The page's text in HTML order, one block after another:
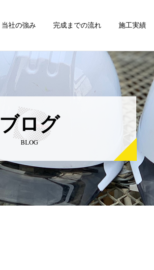
当社の強み 完成までの流れ 施工実績
ブログ
BLOG